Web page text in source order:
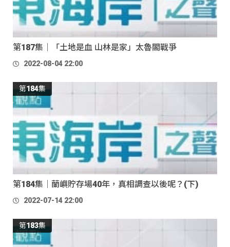
第187集｜「土地是血 山林是家」太魯閣戰爭
2022-08-04 22:00
第184集
第184集｜蘭嶼貯存場40年，真相調查以後呢？(下)
2022-07-14 22:00
第183集